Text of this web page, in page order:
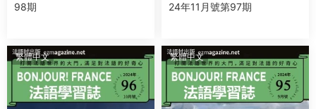
98期
24年11月號第97期
繁體中文 繁體中文